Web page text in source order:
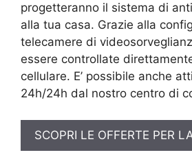
progetteranno il sistema di
alla tua casa. Grazie alla
telecamere di
essere controllate
cellulare. E’ possibile anche
24h/24h dal nostro centro di
SCOPRI LE OFFERTE PER